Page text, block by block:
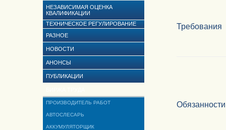
НЕЗАВИСИМАЯ ОЦЕНКА
КВАЛИФИКАЦИИ
ТЕХНИЧЕСКОЕ РЕГУЛИРОВАНИЕ
РАЗНОЕ
НОВОСТИ
АНОНСЫ
ПУБЛИКАЦИИ
ПРОИЗВОДИТЕЛЬ РАБОТ
АВТОСЛЕСАРЬ
АККУМУЛЯТОРЩИК
Требования
Обязанности